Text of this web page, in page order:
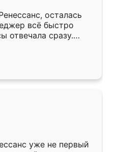
осталась
всё быстро
отвечала сразу.
подошёл к
Собрали
аккуратно, даже
уже не первый